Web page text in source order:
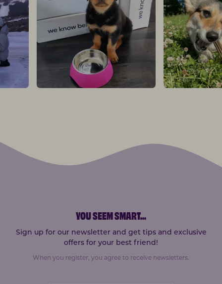
YOU SEEM SMART...
Sign up for our newsletter and get tips and exclusive
offers for your best friend!
When you register, you agree to receive newsletters.